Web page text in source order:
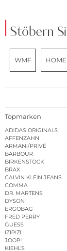
Stöbern
WMF HOME
Topmarken
ADIDAS ORIGINALS
AFFENZAHN
ARMANI/PRIVÉ
BARBOUR
BIRKENSTOCK
BRAX
CALVIN KLEIN JEANS
COMMA
DR. MARTENS
DYSON
ERGOBAG
FRED PERRY
GUESS
IZIPIZI
JOOP!
KIEHL’S